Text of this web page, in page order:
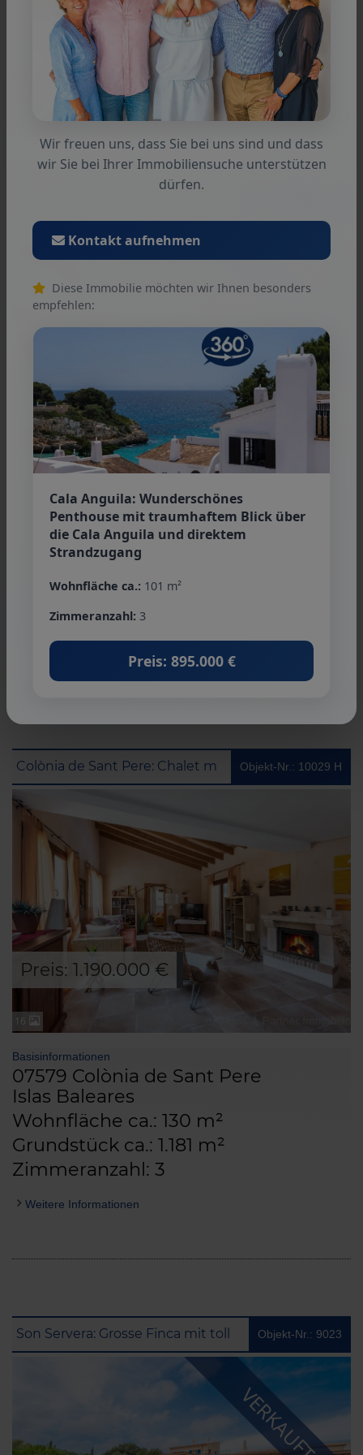
Wohnfläche ca.: 101 m²
Zimmeranzahl: 4
Weitere Informationen
VERKAUFT
07570 Artà
Islas Baleares
Preis: auf Anfrage
Wohnfläche ca.: 236 m²
Grundstück ca.: 875 m²
Objekt-Nr.: 10029 H
16
Basisinformationen
07579 Colònia de Sant Pere
Islas Baleares
Preis: 1.190.000 €
Wohnfläche ca.: 130 m²
Grundstück ca.: 1.181 m²
Zimmeranzahl: 3
Weitere Informationen
Objekt-Nr.: 9023
VERKAUFT
Wir freuen uns, dass Sie bei uns sind und dass
wir Sie bei Ihrer Immobiliensuche unterstützen
dürfen.
Kontakt aufnehmen
Diese Immobilie möchten wir Ihnen besonders
empfehlen:
Cala Anguila: Wunderschönes
Penthouse mit traumhaftem Blick über
die Cala Anguila und direktem
Strandzugang
Wohnfläche ca.: 101 m²
Zimmeranzahl: 3
Preis: 895.000 €